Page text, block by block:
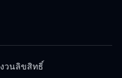
วนลิขสิทธิ์